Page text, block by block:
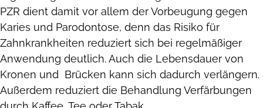
PZR dient damit vor allem der Vorbeugung gegen
Karies und Parodontose, denn das Risiko für
Zahnkrankheiten reduziert sich bei regelmäßiger
Anwendung deutlich. Auch die Lebensdauer von
Kronen und Brücken kann sich dadurch verlängern.
Außerdem reduziert die Behandlung Verfärbungen